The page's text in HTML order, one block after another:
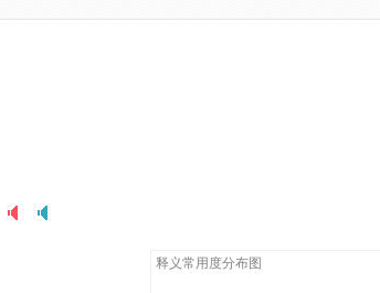
释义常用度分布图